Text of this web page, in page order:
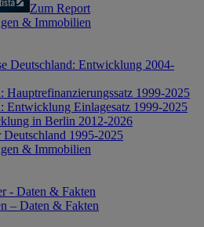
Zum Report
& Immobilien
Deutschland: Entwicklung 2004-
Hauptrefinanzierungssatz 1999-2025
Entwicklung Einlagesatz 1999-2025
in Berlin 2012-2026
1995-2025
& Immobilien
- Daten & Fakten
– Daten & Fakten